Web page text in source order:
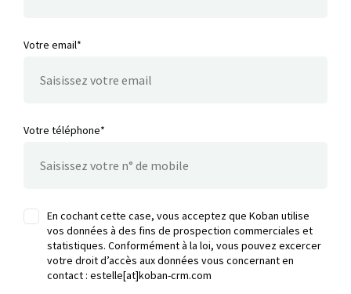
Votre email*
Votre téléphone*
En cochant cette case, vous acceptez que Koban utilise
vos données à des fins de prospection commerciales et
statistiques. Conformément à la loi, vous pouvez excercer
votre droit d’accès aux données vous concernant en
contact : estelle[at]koban-crm.com